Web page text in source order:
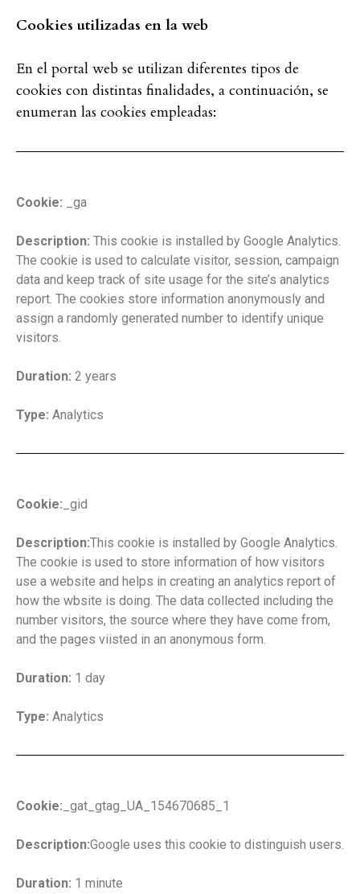
Cookies utilizadas en la web
En el portal web se utilizan diferentes tipos de
cookies con distintas finalidades, a continuación, se
enumeran las cookies empleadas:
Cookie: _ga
Description: This cookie is installed by Google Analytics.
The cookie is used to calculate visitor, session, campaign
data and keep track of site usage for the site’s analytics
report. The cookies store information anonymously and
assign a randomly generated number to identify unique
visitors.
Duration: 2 years
Type: Analytics
Cookie: _gid
Description:This cookie is installed by Google Analytics.
The cookie is used to store information of how visitors
use a website and helps in creating an analytics report of
how the wbsite is doing. The data collected including the
number visitors, the source where they have come from,
and the pages viisted in an anonymous form.
Duration: 1 day
Type: Analytics
Cookie: _gat_gtag_UA_154670685_1
Description:Google uses this cookie to distinguish users.
Duration: 1 minute